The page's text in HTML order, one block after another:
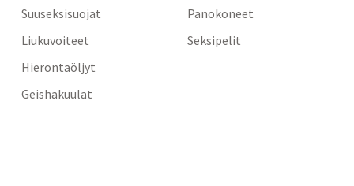
Suuseksisuojat
Liukuvoiteet
Hierontaöljyt
Geishakuulat
Panokoneet
Seksipelit